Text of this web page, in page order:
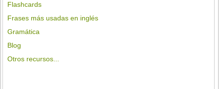
Flashcards
Frases más usadas en inglés
Gramática
Blog
Otros recursos...